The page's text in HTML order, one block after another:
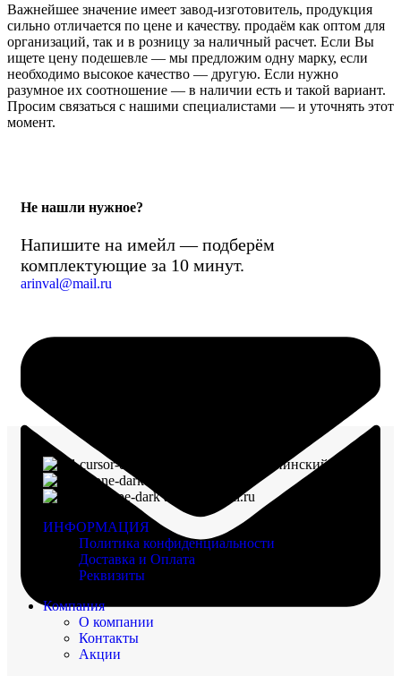
Важнейшее значение имеет завод-изготовитель, продукция
сильно отличается по цене и качеству. продаём как оптом для
организаций, так и в розницу за наличный расчет. Если Вы
ищете цену подешевле — мы предложим одну марку, если
необходимо высокое качество — другую. Если нужно
разумное их соотношение — в наличии есть и такой вариант.
Просим связаться с нашими специалистами — и уточнять этот
момент.
Не нашли нужное?
Напишите на имейл — подберём
комплектующие за 10 минут.
arinval@mail.ru
г. Воронеж, пр-кт Ленинский, д. 221
arinval@mail.ru
ИНФОРМАЦИЯ
Политика конфиденциальности
Доставка и Оплата
Реквизиты
Компания
О компании
Контакты
Акции